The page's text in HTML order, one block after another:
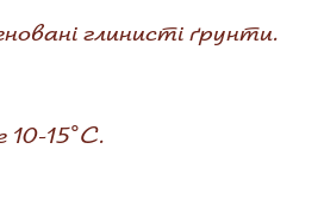
глинисті ґрунти.
10-15°С.